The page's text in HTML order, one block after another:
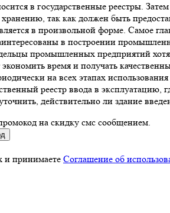
в государственные реестры.
так как должен быть
в произвольной форме. Самое
в построении
промышленных предприятий
время и получать
на всех этапах
реестр ввода в
действительно ли здание
на скидку смс сообщением.
и принимаете Соглашение об